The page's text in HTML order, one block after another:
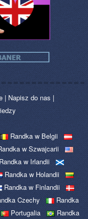
| Napisz do nas |
Randka w Belgii
w Szwajcarii
Randka w Irlandii
Randka w Holandii
Randka w Finlandii
Czechy
Randka
Portugalia
Randka